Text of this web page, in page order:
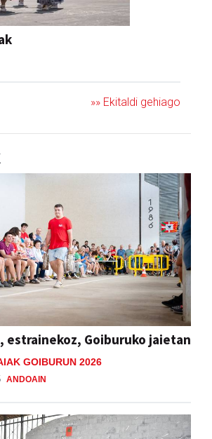
»» Ekitaldi gehiago
estrainekoz, Goiburuko jaietan
GOIBURUN 2026
ANDOAIN